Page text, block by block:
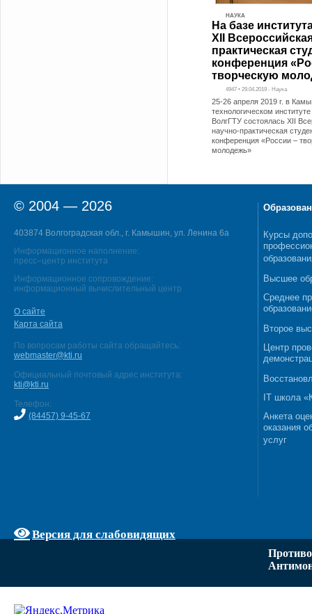
НАУКА
На базе
XII
практическая
конференция
творческую
4947 • 29.04.2019 - Наука
25-26 апреля 2019 г. в
технологическом
ВолгГТУ состоялась XII
научно-практическая
конференция «России –
молодежь»
© 2004 — 2026
403874 Волгоградская обл., г. Камышин, ул. Ленина 6а
Информационное наполнение:
пресс–центр института
Информационное сопровождение:
информационный вычислительный центр
О сайте
Карта сайта
По вопросам работы сайта обращайтесь:
webmaster@kti.ru
Официальный почтовый адрес института:
kti@kti.ru
Телефон:
(84457) 9-45-67
Версия для слабовидящих
Курсы
Высшее
Среднее
Второе
Центр
IT школа
Анкета
оказания
услуг